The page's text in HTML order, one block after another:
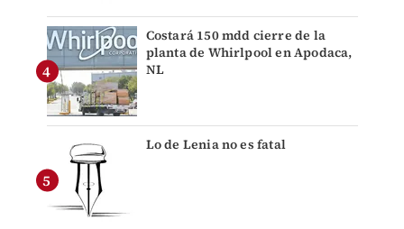
Costará 150 mdd cierre de la
planta de Whirlpool en Apodaca,
NL
Lo de Lenia no es fatal